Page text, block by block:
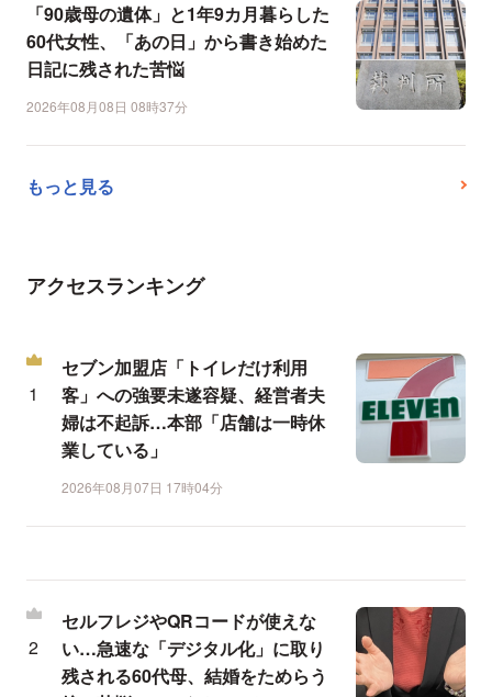
「90歳母の遺体」と1年9カ月暮らした
60代女性、「あの日」から書き始めた
日記に残された苦悩
2026年08月08日 08時37分
もっと見る
アクセスランキング
セブン加盟店「トイレだけ利用
客」への強要未遂容疑、経営者夫
婦は不起訴…本部「店舗は一時休
業している」
2026年08月07日 17時04分
セルフレジやQRコードが使えな
い…急速な「デジタル化」に取り
残される60代母、結婚をためらう